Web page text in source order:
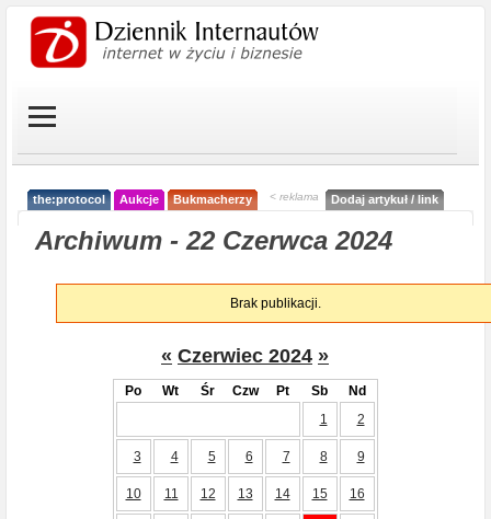
the:protocol Aukcje Bukmacherzy < reklama Dodaj artykuł / link
Archiwum - 22 Czerwca 2024
Brak publikacji.
« Czerwiec 2024 »
Po Wt Śr Czw Pt Sb
Nd
1
2
3 4 5 6 7 8 9
10 11 12 13 14 15 16